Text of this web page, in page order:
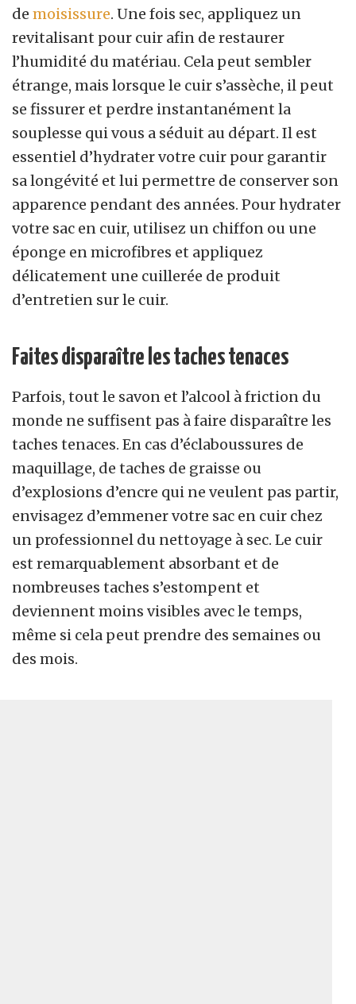
de moisissure. Une fois sec, appliquez un
revitalisant pour cuir afin de restaurer
l’humidité du matériau. Cela peut sembler
étrange, mais lorsque le cuir s’assèche, il peut
se fissurer et perdre instantanément la
souplesse qui vous a séduit au départ. Il est
essentiel d’hydrater votre cuir pour garantir
sa longévité et lui permettre de conserver son
apparence pendant des années. Pour hydrater
votre sac en cuir, utilisez un chiffon ou une
éponge en microfibres et appliquez
délicatement une cuillerée de produit
d’entretien sur le cuir.
Faites disparaître les taches tenaces
Parfois, tout le savon et l’alcool à friction du
monde ne suffisent pas à faire disparaître les
taches tenaces. En cas d’éclaboussures de
maquillage, de taches de graisse ou
d’explosions d’encre qui ne veulent pas partir,
envisagez d’emmener votre sac en cuir chez
un professionnel du nettoyage à sec. Le cuir
est remarquablement absorbant et de
nombreuses taches s’estompent et
deviennent moins visibles avec le temps,
même si cela peut prendre des semaines ou
des mois.